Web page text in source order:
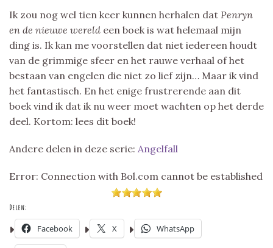
Ik zou nog wel tien keer kunnen herhalen dat Penryn
en de nieuwe wereld een boek is wat helemaal mijn
ding is. Ik kan me voorstellen dat niet iedereen houdt
van de grimmige sfeer en het rauwe verhaal of het
bestaan van engelen die niet zo lief zijn… Maar ik vind
het fantastisch. En het enige frustrerende aan dit
boek vind ik dat ik nu weer moet wachten op het derde
deel. Kortom: lees dit boek!
Andere delen in deze serie: Angelfall
Error: Connection with Bol.com cannot be established
Delen:
Facebook X WhatsApp